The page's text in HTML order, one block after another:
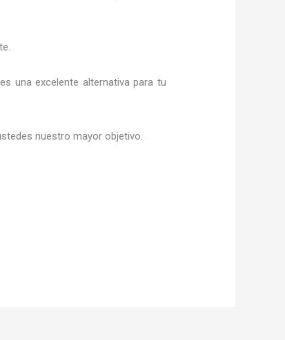
una excelente alternativa para tu
nuestro mayor objetivo.